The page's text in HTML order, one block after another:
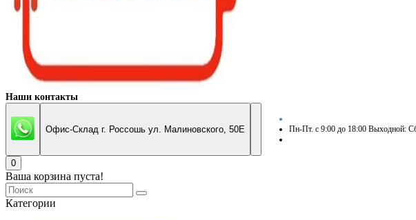
Наши контакты
Офис-Склад г. Россошь ул. Малиновского, 50Е Пн-Пт. с 9:00 до 18:00 Выходной:
0
Ваша корзина пуста!
Категории